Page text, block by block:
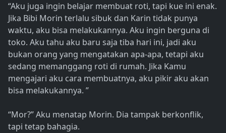
“Aku juga ingin belajar membuat roti, tapi kue ini enak.
Jika Bibi Morin terlalu sibuk dan Karin tidak punya
waktu, aku bisa melakukannya. Aku ingin berguna di
toko. Aku tahu aku baru saja tiba hari ini, jadi aku
bukan orang yang mengatakan apa-apa, tetapi aku
sedang memanggang roti di rumah. Jika Kamu
mengajari aku cara membuatnya, aku pikir aku akan
bisa melakukannya. ”
“Mor?” Aku menatap Morin. Dia tampak berkonflik,
tapi tetap bahagia.